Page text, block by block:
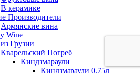
В керамике
Производители
Армянские вина
Wine
Грузии
Кварельский Погреб
Киндзмараули
Киндзмараули 0,75л